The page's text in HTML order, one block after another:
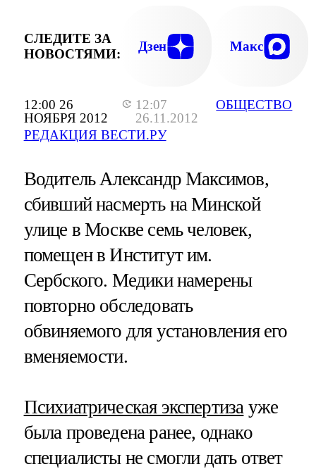
12:00 26
НОЯБРЯ 2012
12:07
26.11.2012
РЕДАКЦИЯ ВЕСТИ.РУ
ОБЩЕСТВО
СЛЕДИТЕ ЗА
НОВОСТЯМИ:
Дзен Макс
Водитель Александр Максимов,
сбивший насмерть на Минской
улице в Москве семь человек,
помещен в Институт им.
Сербского. Медики намерены
повторно обследовать
обвиняемого для установления его
вменяемости.
Психиатрическая экспертиза уже
была проведена ранее, однако
специалисты не смогли дать ответ